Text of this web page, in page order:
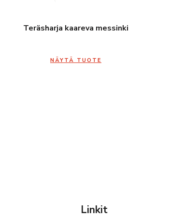
Teräsharja kaareva messinki
NÄYTÄ TUOTE
Linkit